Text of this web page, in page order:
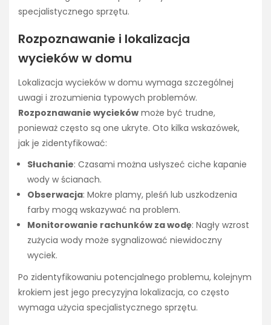
specjalistycznego sprzętu.
Rozpoznawanie i lokalizacja
wycieków w domu
Lokalizacja wycieków w domu wymaga szczególnej
uwagi i zrozumienia typowych problemów.
Rozpoznawanie wycieków może być trudne,
ponieważ często są one ukryte. Oto kilka wskazówek,
jak je zidentyfikować:
Słuchanie: Czasami można usłyszeć ciche kapanie
wody w ścianach.
Obserwacja: Mokre plamy, pleśń lub uszkodzenia
farby mogą wskazywać na problem.
Monitorowanie rachunków za wodę: Nagły wzrost
zużycia wody może sygnalizować niewidoczny
wyciek.
Po zidentyfikowaniu potencjalnego problemu, kolejnym
krokiem jest jego precyzyjna lokalizacja, co często
wymaga użycia specjalistycznego sprzętu.